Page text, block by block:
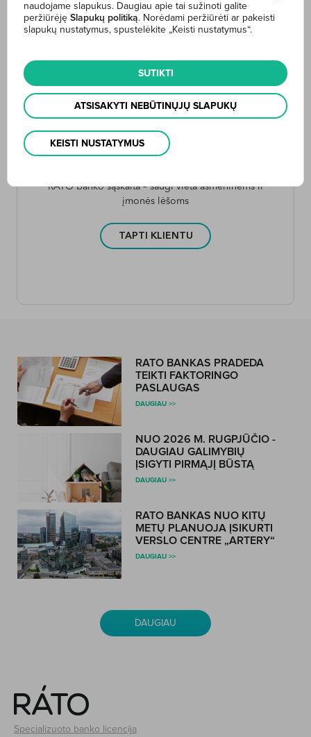
Sąskaitos
Mokėjimo pavedimai
Mokėjimo paslaugų sąlygos
RATO banko sąskaita – saugi vieta asmeninėms ir
įmonės lėšoms
TAPTI KLIENTU
RATO BANKAS PRADEDA
TEIKTI FAKTORINGO
PASLAUGAS
DAUGIAU >>
NUO 2026 M. RUGPJŪČIO -
DAUGIAU GALIMYBIŲ
ĮSIGYTI PIRMĄJĮ BŪSTĄ
DAUGIAU >>
RATO BANKAS NUO KITŲ
METŲ PLANUOJA ĮSIKURTI
VERSLO CENTRE „ARTERY“
DAUGIAU >>
DAUGIAU
Specializuoto banko licencija
naudojame slapukus. Daugiau apie tai sužinoti galite
peržiūrėję Slapukų politiką. Norėdami peržiūrėti ar pakeisti
slapukų nustatymus, spustelėkite „Keisti nustatymus“.
SUTIKTI
ATSISAKYTI NEBŪTINŲJŲ SLAPUKŲ
KEISTI NUSTATYMUS